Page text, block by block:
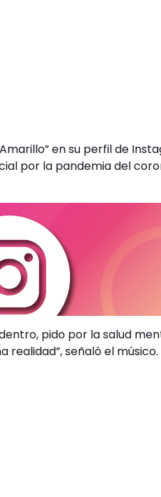
en su perfil de
por la pandemia del
pido por la salud
realidad”, señaló el músico.